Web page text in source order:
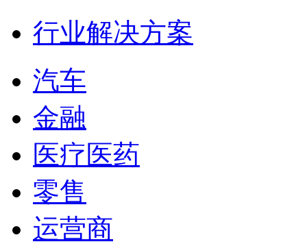
行业解决方案
汽车
金融
医疗医药
零售
运营商